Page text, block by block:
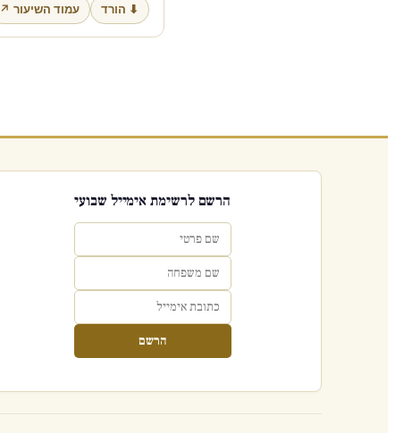
⬇ הורד עמוד השיעור ↗
הרשם לרשימת אימייל שבועי
הרשם